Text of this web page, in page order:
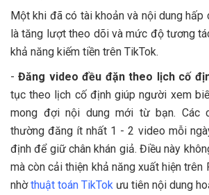
Một khi đã có tài khoản và nội dung hấp
là tăng lượt theo dõi và mức độ tương
khả năng kiếm tiền trên TikTok.
- Đăng video đều đặn theo lịch cố
tục theo lịch cố định giúp người xem
mong đợi nội dung mới từ bạn. Các
thường đăng ít nhất 1 - 2 video mỗi
định để giữ chân khán giả. Điều này
mà còn cải thiện khả năng xuất hiện trên
nhờthuật toán TikTok ưu tiên nội dung